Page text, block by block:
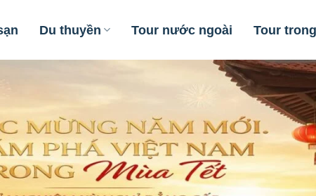
Du thuyền Tour nước ngoài Tour